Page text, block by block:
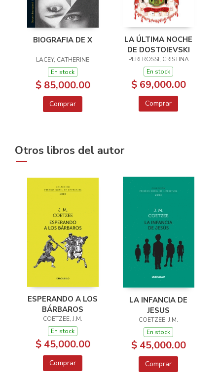
BIOGRAFIA DE X
LACEY, CATHERINE
En stock
$ 85,000.00
Comprar
LA ÚLTIMA NOCHE
DE DOSTOIEVSKI
PERI ROSSI, CRISTINA
En stock
$ 69,000.00
Comprar
Otros libros del autor
ESPERANDO A LOS
BÁRBAROS
COETZEE, J.M.
En stock
$ 45,000.00
Comprar
LA INFANCIA DE
JESUS
COETZEE, J.M.
En stock
$ 45,000.00
Comprar